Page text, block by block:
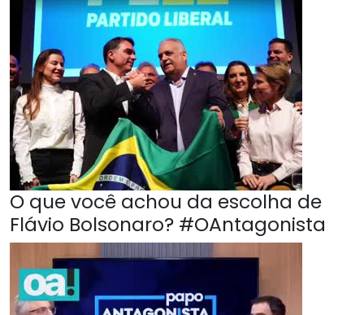
O que você achou da escolha de
Flávio Bolsonaro? #OAntagonista